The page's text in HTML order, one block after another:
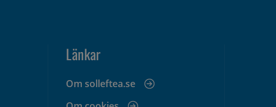
Länkar
Om solleftea.se